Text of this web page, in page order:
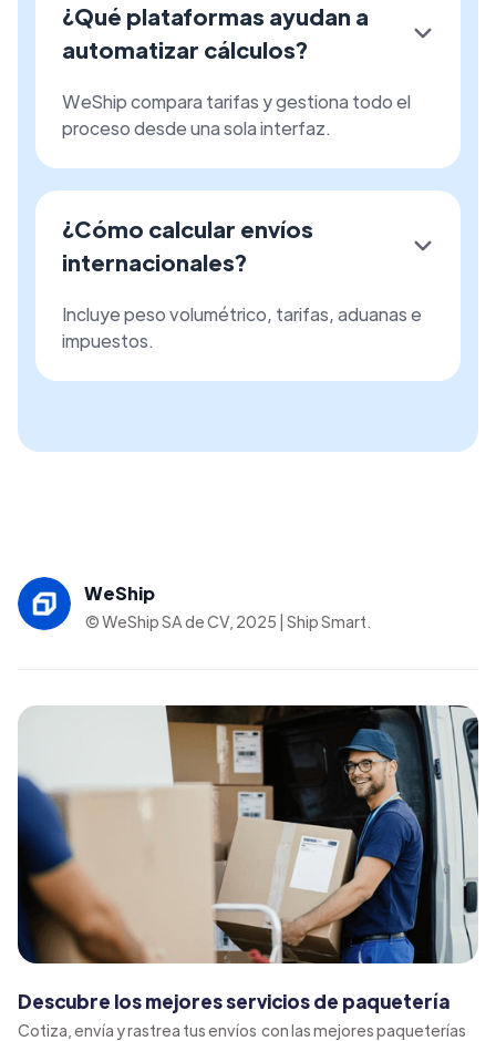
WeShip
© WeShip SA de CV, 2025 | Ship Smart.
Descubre los mejores servicios de paquetería
Cotiza, envía y rastrea tus envíos con las mejores paqueterías
¿Qué plataformas ayudan a
automatizar cálculos?
WeShip compara tarifas y gestiona todo el
proceso desde una sola interfaz.
¿Cómo calcular envíos
internacionales?
Incluye peso volumétrico, tarifas, aduanas e
impuestos.